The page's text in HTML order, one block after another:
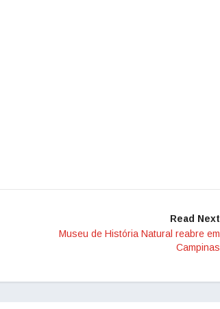
Read Next
Museu de História Natural reabre em
Campinas